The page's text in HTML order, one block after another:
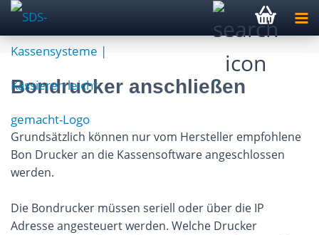
Bondrucker anschließen
Grundsätzlich können nur vom Hersteller empfohlene
Bon Drucker an die Kassensoftware angeschlossen
werden.
Die Bondrucker müssen seriell oder über die IP
Adresse angesteuert werden. Welche Drucker